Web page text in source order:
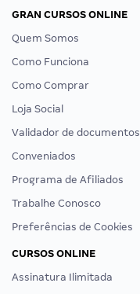
GRAN CURSOS ONLINE
Quem Somos
Como Funciona
Como Comprar
Loja Social
Validador de documentos
Conveniados
Programa de Afiliados
Trabalhe Conosco
Preferências de Cookies
CURSOS ONLINE
Assinatura Ilimitada